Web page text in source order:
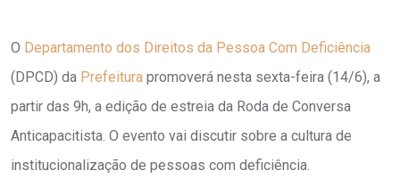
O Departamento dos Direitos da Pessoa Com Deficiência
(DPCD) da Prefeitura promoverá nesta sexta-feira (14/6), a
partir das 9h, a edição de estreia da Roda de Conversa
Anticapacitista. O evento vai discutir sobre a cultura de
institucionalização de pessoas com deficiência.